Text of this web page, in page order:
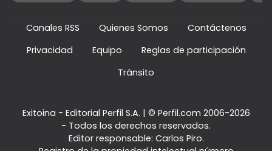
Canales RSS Quienes Somos
Contáctenos
Privacidad
Equipo
Reglas de participación
Tránsito
Exitoina - Editorial Perfil S.A. | © Perfil.com 2006-2026
- Todos los derechos reservados.
Editor responsable: Carlos Piro.